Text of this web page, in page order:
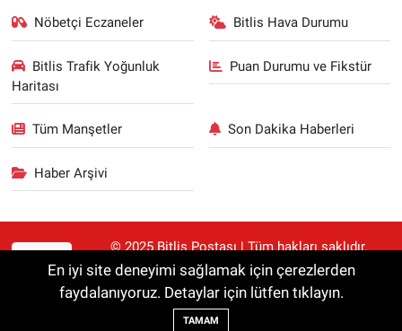
Nöbetçi Eczaneler Bitlis Hava Durumu
Bitlis Trafik Yoğunluk
Haritası
Puan Durumu ve Fikstür
Tüm Manşetler Son Dakika Haberleri
Haber Arşivi
© 2025 Bitlis Postası | Tüm hakları saklıdır.
Haberler kaynak gösterilmeden alıntılanamaz.
Haber Yazılımı:TE Bilişim
En iyi site deneyimi sağlamak için çerezlerden
faydalanıyoruz. Detaylar için lütfen tıklayın.
TAMAM